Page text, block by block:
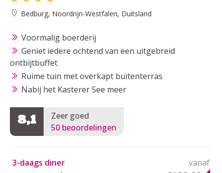
Bedburg, Noordrijn-Westfalen, Duitsland
Voormalig boerderij
Geniet iedere ochtend van een uitgebreid
ontbijtbuffet
Ruime tuin met overkapt buitenterras
Nabij het Kasterer See meer
8,1
Zeer goed
50 beoordelingen
3-daags diner
vanaf